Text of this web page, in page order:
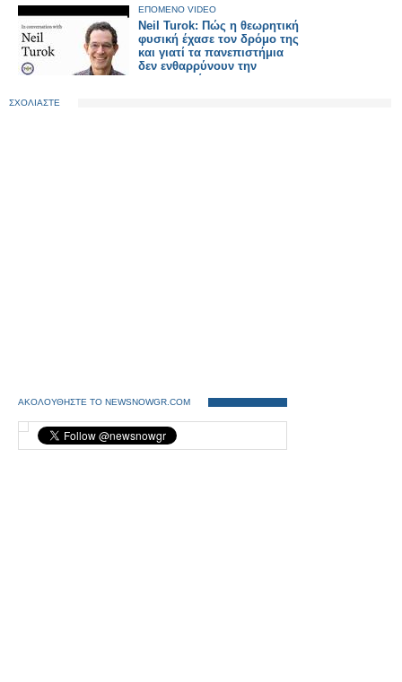
ΕΠΟΜΕΝΟ VIDEO
Neil Turok: Πώς η θεωρητική
φυσική έχασε τον δρόμο της
και γιατί τα πανεπιστήμια
δεν ενθαρρύνουν την
πρωτοτυπία
ΣΧΟΛΙΑΣΤΕ
ΑΚΟΛΟΥΘΗΣΤΕ ΤΟ NEWSNOWGR.COM